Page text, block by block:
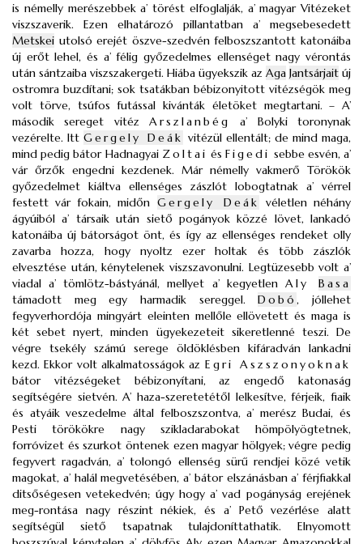
is némelly merészebbek a’ törést elfoglalják, a’ magyar Vitézeket
viszszaverik. Ezen elhatározó pillantatban a’ megsebesedett
Metskei utolsó erejét öszve-szedvén felboszszantott katonáiba
új erőt lehel, és a’ félig győzedelmes ellenséget nagy vérontás
után sántzaiba viszszakergeti. Hiába ügyekszik az Aga Jantsárjait új
ostromra buzdítani; sok tsatákban bébizonyitott vitézségök meg
volt törve, tsúfos futással kivánták életöket megtartani. – A’
második sereget vitéz Arszlanbég
a’ Bolyki toronynak
vezérelte. IttGergely Deák vitézül ellentált; de mind maga,
mind pedig bátor Hadnagyai Zoltai ésFigedi sebbe esvén, a’
vár őrzők engedni kezdenek. Már némelly vakmerő Törökök
győzedelmet kiáltva ellenséges zászlót lobogtatnak a’ vérrel
festett vár fokain, midőn Gergely Deák
véletlen néhány
ágyúiból a’ társaik után siető pogányok közzé lövet, lankadó
katonáiba új bátorságot önt, és így az ellenséges rendeket olly
zavarba hozza, hogy nyoltz ezer holtak és több zászlók
elvesztése után, kénytelenek viszszavonulni. Legtüzesebb volt a’
viadal a’ tömlötz-bástyánál, mellyet a’ kegyetlen AlyBasa
támadott meg egy harmadik sereggel.Dobó, jóllehet
fegyverhordója mingyárt eleinten mellőle ellövetett és maga is
két sebet nyert, minden ügyekezeteit sikeretlenné teszi. De
végre tsekély számú serege öldöklésben kifáradván lankadni
kezd. Ekkor volt alkalmatosságok az Egri Aszszonyoknak
bátor vitézségeket bébizonyítani, az engedő katonaság
segítségére sietvén. A’ haza-szeretetétől lelkesítve, férjeik, fiaik
és atyáik veszedelme által felboszszontva, a’ merész Budai, és
Pesti törökökre nagy szikladarabokat hömpölyögtetnek,
forróvizet és szurkot öntenek ezen magyar hölgyek; végre pedig
fegyvert ragadván, a’ tolongó ellenség sürű rendjei közé vetik
magokat, a’ halál megvetésében, a’ bátor elszánásban a’ férjfiakkal
ditsőségesen vetekedvén; úgy hogy a’ vad pogányság erejének
meg-rontása nagy részint nékiek, és a’ Pető vezérlése alatt
segítségül siető tsapatnak tulajdoníttathatik. Elnyomott